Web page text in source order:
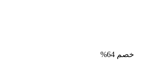
خصم 64%